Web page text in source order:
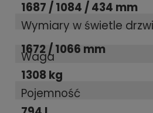
1687 / 1084 / 434 mm
Wymiary w świetle
1672 / 1066 mm
Waga
1308 kg
Pojemność